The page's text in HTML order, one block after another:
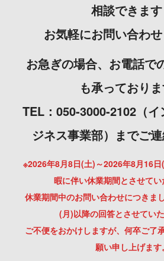
相談できます
お気軽にお問い合わせ
お急ぎの場合、お電話で
も承っておりま
TEL：050-3000-2102（
ジネス事業部）までご連
※2026年8月8日(土)～2026年8月16
暇に伴い休業期間とさせてい
休業期間中のお問い合わせにつきま
(月)以降の回答とさせていた
ご不便をおかけしますが、何卒ご了
願い申し上げます。